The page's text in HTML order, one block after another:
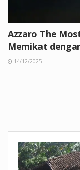
Azzaro The
Memikat
14/12/2025